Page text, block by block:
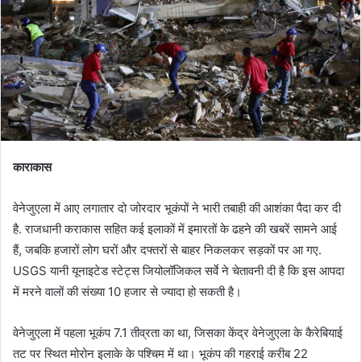
काराकास
वेनेजुएला में आए लगातार दो जोरदार भूकंपों ने भारी तबाही की आशंका पैदा कर दी
है. राजधानी कराकास सहित कई इलाकों में इमारतों के ढहने की खबरें सामने आई
हैं, जबकि हजारों लोग घरों और दफ्तरों से बाहर निकलकर सड़कों पर आ गए.
USGS यानी यूनाइटेड स्टेट्स जियोलॉजिकल सर्वे ने चेतावनी दी है कि इस आपदा
में मरने वालों की संख्या 10 हजार से ज्यादा हो सकती है।
वेनेजुएला में पहला भूकंप 7.1 तीव्रता का था, जिसका केंद्र वेनेजुएला के कैरेबियाई
तट पर स्थित मोरोन इलाके के पश्चिम में था। भूकंप की गहराई करीब 22